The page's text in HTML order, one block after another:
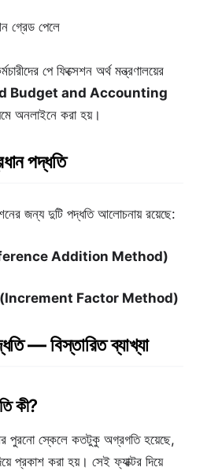
গ্রেড পেলে
পে ফিক্সেশন অর্থ মন্ত্রণালয়ের
Budget and Accounting
অনলাইনে করা হয়।
পদ্ধতি
জন্য দুটি পদ্ধতি আলোচনায় রয়েছে:
Addition Method)
(Increment Factor Method)
— বিস্তারিত ব্যাখ্যা
কী?
পুরনো স্কেলে কতটুকু অগ্রগতি হয়েছে,
প্রকাশ করা হয়। সেই ফ্যাক্টর দিয়ে